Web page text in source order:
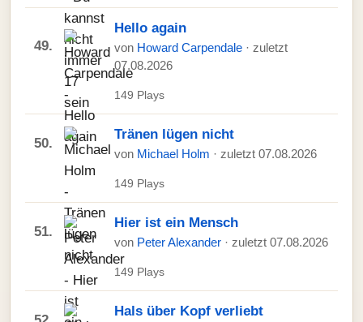
49.
Hello again
von Howard Carpendale · zuletzt
07.08.2026
149 Plays
50.
Tränen lügen nicht
von Michael Holm · zuletzt 07.08.2026
149 Plays
51.
Hier ist ein Mensch
von Peter Alexander · zuletzt 07.08.2026
149 Plays
Hals über Kopf verliebt